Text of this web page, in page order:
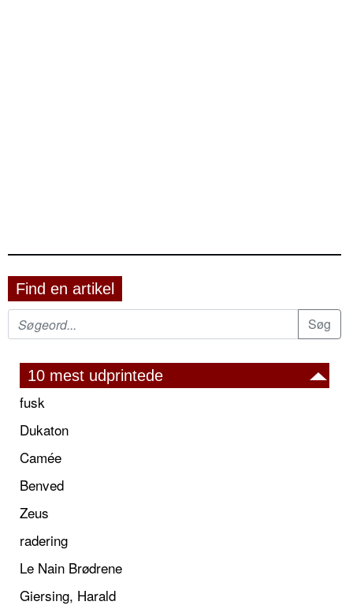
Find en artikel
10 mest udprintede
fusk
Dukaton
Camée
Benved
Zeus
radering
Le Nain Brødrene
Giersing, Harald